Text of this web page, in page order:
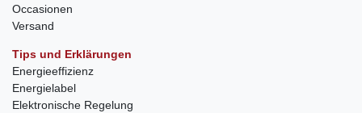
Occasionen
Versand
Tips und Erklärungen
Energieeffizienz
Energielabel
Elektronische Regelung